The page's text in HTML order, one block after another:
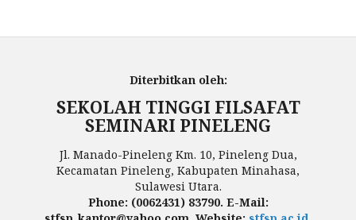
Diterbitkan oleh:
SEKOLAH TINGGI FILSAFAT
SEMINARI PINELENG
Jl. Manado-Pineleng Km. 10, Pineleng Dua,
Kecamatan Pineleng, Kabupaten Minahasa,
Sulawesi Utara.
Phone: (0062431) 83790. E-Mail: